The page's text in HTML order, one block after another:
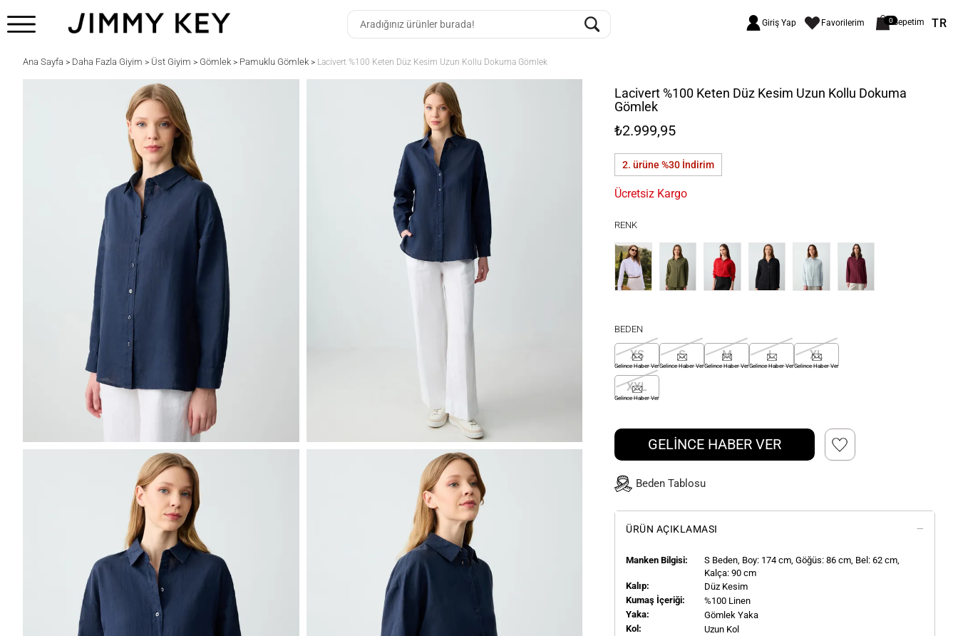
Giriş Yap Favorilerim 0Sepetim TR
Ana Sayfa > Daha Fazla Giyim > Üst Giyim > Gömlek > Pamuklu Gömlek > Lacivert %100 Keten Düz Kesim Uzun Kollu Dokuma Gömlek
Lacivert %100 Keten Düz Kesim Uzun Kollu Dokuma
Gömlek
₺2.999,95
2. ürüne %30 İndirim
Ücretsiz Kargo
RENK
BEDEN
XS
Gelince Haber Ver
S
Gelince Haber Ver
M
Gelince Haber Ver
L
Gelince Haber Ver
XL
Gelince Haber Ver
XXL
Gelince Haber Ver
GELİNCE HABER VER
Beden Tablosu
ÜRÜN AÇIKLAMASI
Manken Bilgisi: S Beden, Boy: 174 cm, Göğüs: 86 cm, Bel: 62 cm,
Kalça: 90 cm
Kalıp:
Düz Kesim
Kumaş İçeriği:
%100 Linen
Yaka:
Gömlek Yaka
Kol:
Uzun Kol